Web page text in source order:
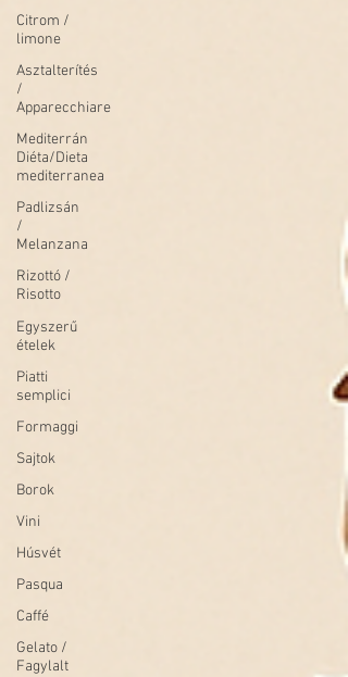
Citrom /
limone
Asztalterítés
/
Apparecchiare
Mediterrán
Diéta/Dieta
mediterranea
Padlizsán
/
Melanzana
Rizottó /
Risotto
Egyszerű
ételek
Piatti
semplici
Formaggi
Sajtok
Borok
Vini
Húsvét
Pasqua
Caffé
Gelato /
Fagylalt